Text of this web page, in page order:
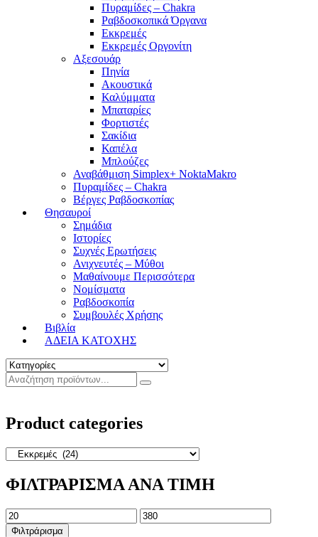
Πυραμίδες – Chakra
Ραβδοσκοπικά Όργανα
Εκκρεμές
Εκκρεμές Οργονίτη
Αξεσουάρ
Πηνία
Ακουστικά
Καλύμματα
Μπαταρίες
Φορτιστές
Σακίδια
Καπέλα
Μπλούζες
Αναβάθμιση Simplex+ NoktaMakro
Πυραμίδες – Chakra
Βέργες Ραβδοσκοπίας
Θησαυροί
Σημάδια
Ιστορίες
Συχνές Ερωτήσεις
Ανιχνευτές – Μύθοι
Μαθαίνουμε Περισσότερα
Νομίσματα
Ραβδοσκοπία
Συμβουλές Χρήσης
Βιβλία
ΑΔΕΙΑ ΚΑΤΟΧΗΣ
Product categories
ΦΙΛΤΡΑΡΙΣΜΑ ΑΝΑ ΤΙΜΗ
Ελάχιστη
τιμή
Μέγιστη
τιμή
Φιλτράρισμα